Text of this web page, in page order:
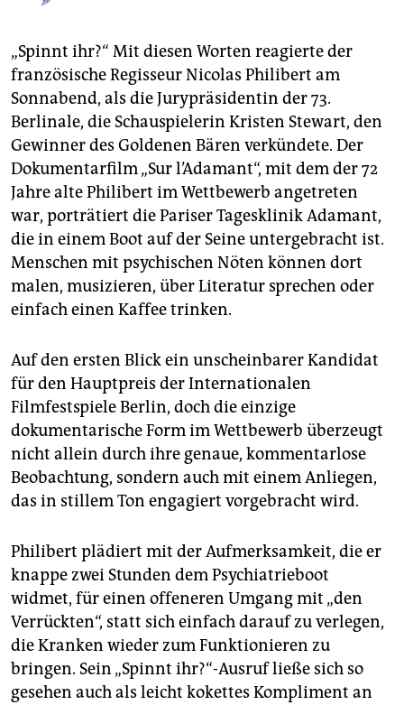
unterstützen
abo
genossenschaft
epaper login
„Spinnt ihr?“ Mit diesen Worten reagierte der
französische Regisseur Nicolas Philibert am
Sonnabend, als die Jurypräsidentin der 73.
Berlinale, die Schauspielerin Kristen Stewart, den
Gewinner des Goldenen Bären verkündete. Der
Dokumentarfilm „Sur l’Adamant“, mit dem der 72
Jahre alte Philibert im Wettbewerb angetreten
war, porträtiert die Pariser Tagesklinik Adamant,
die in einem Boot auf der Seine untergebracht ist.
Menschen mit psychischen Nöten können dort
malen, musizieren, über Literatur sprechen oder
einfach einen Kaffee trinken.
Auf den ersten Blick ein unscheinbarer Kandidat
für den Hauptpreis der Internationalen
Filmfestspiele Berlin, doch die einzige
dokumentarische Form im Wettbewerb überzeugt
nicht allein durch ihre genaue, kommentarlose
Beobachtung, sondern auch mit einem Anliegen,
das in stillem Ton engagiert vorgebracht wird.
Philibert plädiert mit der Aufmerksamkeit, die er
knappe zwei Stunden dem Psychiatrieboot
widmet, für einen offeneren Umgang mit „den
Verrückten“, statt sich einfach darauf zu verlegen,
die Kranken wieder zum Funktionieren zu
bringen. Sein „Spinnt ihr?“-Ausruf ließe sich so
gesehen auch als leicht kokettes Kompliment an